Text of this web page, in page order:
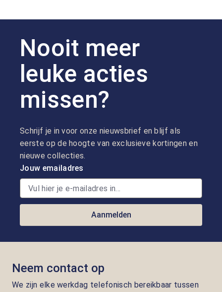
Nooit meer
leuke acties
missen?
Schrijf je in voor onze nieuwsbrief en blijf als
eerste op de hoogte van exclusieve kortingen en
nieuwe collecties.
Jouw emailadres
Aanmelden
Neem contact op
We zijn elke werkdag telefonisch bereikbaar tussen